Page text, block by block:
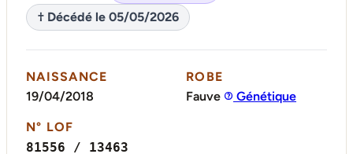
† Décédé le 05/05/2026
NAISSANCE
19/04/2018
ROBE
Fauve
Génétique
N° LOF
81556 / 13463